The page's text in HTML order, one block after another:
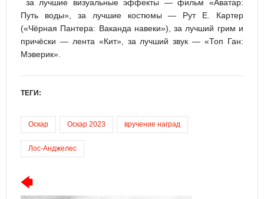
за лучшие визуальные эффекты — фильм «Аватар:
Путь воды», за лучшие костюмы — Рут Е. Картер
(«Чёрная Пантера: Ваканда навеки»), за лучший грим и
причёски — лента «Кит», за лучший звук — «Топ Ган:
Мэверик».
ТЕГИ:
Оскар Оскар 2023 вручение наград
Лос-Анджелес